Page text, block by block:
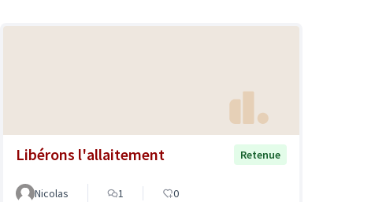
Libérons l'allaitement Retenue
Nicolas 1 0